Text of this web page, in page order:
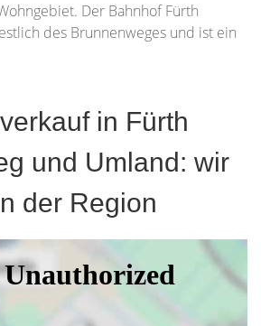
Der Bahnhof Fürth
des Brunnenweges und ist ein
in Fürth
und Umland: wir
der Region